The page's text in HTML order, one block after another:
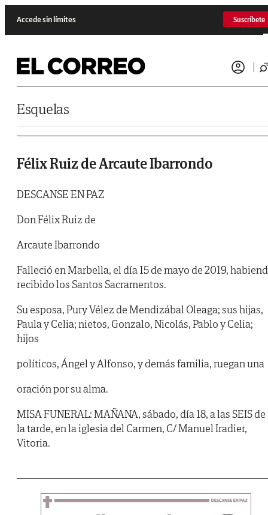
Accede sin límites Suscríbete
Esquelas
Félix Ruiz de Arcaute Ibarrondo
DESCANSE EN PAZ
Don Félix Ruiz de
Arcaute Ibarrondo
Falleció en Marbella, el día 15 de mayo de 2019,
recibido los Santos Sacramentos.
Su esposa, Pury Vélez de Mendizábal Oleaga; sus hijas,
Paula y Celia; nietos, Gonzalo, Nicolás, Pablo y Celia;
hijos
políticos, Ángel y Alfonso, y demás familia, ruegan una
oración por su alma.
MISA FUNERAL: MAÑANA, sábado, día 18, a las SEIS de
la tarde, en la iglesia del Carmen, C/ Manuel Iradier,
Vitoria.